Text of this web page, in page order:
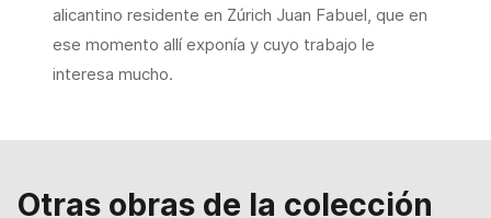
alicantino residente en Zúrich Juan Fabuel, que en
ese momento allí exponía y cuyo trabajo le
interesa mucho.
Otras obras de la colección